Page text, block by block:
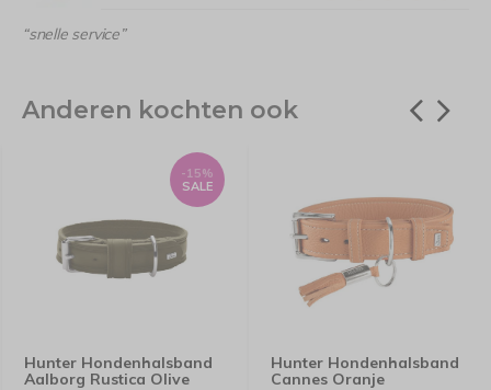
“snelle service”
Anderen kochten ook
Hunter Hondenhalsband
Aalborg Rustica Olive
-15%
SALE
Hunter Hondenhalsband
Cannes Oranje